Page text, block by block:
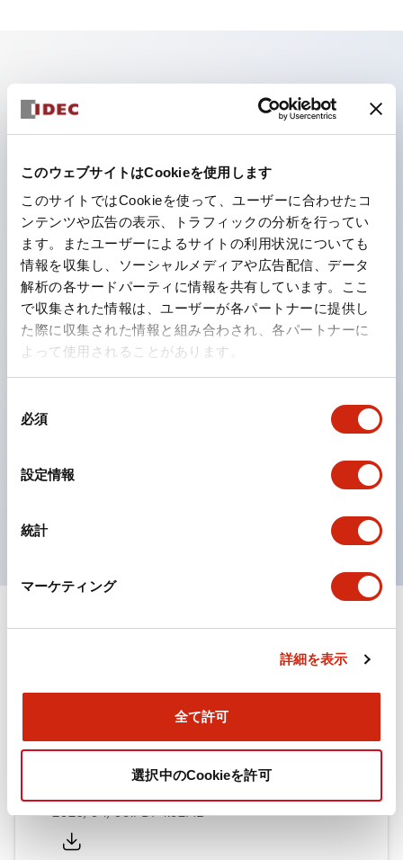
このウェブサイトはCookieを使用します
このサイトではCookieを使って、ユーザーに合わせたコ
ンテンツや広告の表示、トラフィックの分析を行ってい
ます。またユーザーによるサイトの利用状況についても
情報を収集し、ソーシャルメディアや広告配信、データ
解析の各サードパーティに情報を共有しています。ここ
で収集された情報は、ユーザーが各パートナーに提供し
た際に収集された情報と組み合わされ、各パートナーに
よって使用されることがあります。
必須
設定情報
統計
マーケティング
詳細を表示
全て許可
選択中のCookieを許可
主な特長
照光ユニットの低電圧タイプ（6～24Vタイプ）は
2026年1月より新カタログモデルの製品に順次切り替え
予定
パネルへの取付強度が要求される用途や北米向け機械な
どに適した亜鉛ダイカストタイプ
フィンガープロテクション構造、ねじアップ端子構造、
保護構造IP20に対応したHW-U形コンタクトブロック
を搭載。
高電圧タイプのLED球が搭載可能になり、ダイレクト
タイプの定格使用電圧が最大240Vまで対応可能になり
ました。
ひとつで6色の役をこなすLED球（LSRD球）。これま
で色ごとに分かれていたLED球を、1色のLED球で各色
UL、CSA、TÜV、CCC認証品。
TWN/TWNDシリーズ コントロールユニット（2025
2026/04/09.PDF4.92MB